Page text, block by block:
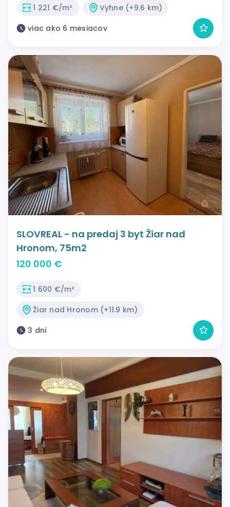
1 221 €/m²
Vyhne (+9.6 km)
viac ako 6 mesiacov
SLOVREAL - na predaj 3 byt Žiar nad
Hronom, 75m2
120 000 €
1 600 €/m²
Žiar nad Hronom (+11.9 km)
3 dni